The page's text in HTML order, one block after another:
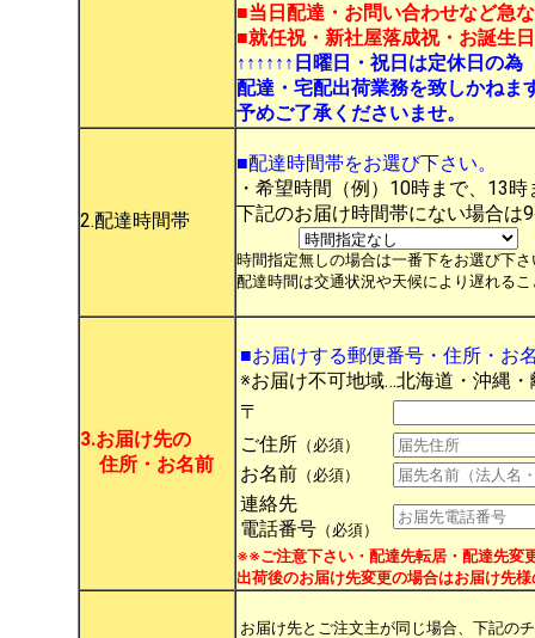
■当日配達・お問い合わせなど急
■就任祝・新社屋落成祝・お誕生
↑↑↑↑↑↑日曜日・祝日は定休日の為
配達・宅配出荷業務を致しかねま
予めご了承くださいませ。
2.配達時間帯
■配達時間帯をお選び下さい。
・希望時間（例）10時まで、13
下記のお届け時間帯にない場合は
時間指定無しの場合は一番下をお選び下
配達時間は交通状況や天候により遅れる
3.お届け先の
住所・お名前
■お届けする郵便番号・住所・お
※お届け不可地域…北海道・沖縄
〒
ご住所 （必須）
お名前 （必須）
連絡先
電話番号 （必須）
※※ご注意下さい・配達先転居・配達先変
出荷後のお届け先変更の場合はお届け先
お届け先とご注文主が同じ場合、下記の